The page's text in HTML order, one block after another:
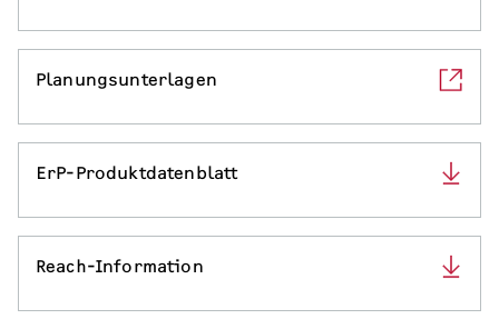
Planungsunterlagen
ErP-Produktdatenblatt
Reach-Information